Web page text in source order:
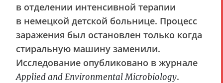
в отделении интенсивной терапии
в немецкой детской больнице. Процесс
заражения был остановлен только когда
стиральную машину заменили.
Исследование опубликовано в журнале
Applied and Environmental Microbiology.